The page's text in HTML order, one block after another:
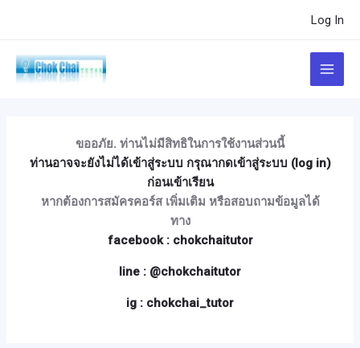
Log In
Main
Menu
ขออภัย. ท่านไม่มีสิทธิในการใช้งานส่วนนี้
ท่านอาจจะยังไม่ได้เข้าสู่ระบบ กรุณากดเข้าสู่ระบบ (log in)
ก่อนเข้าเรียน
หากต้องการสมัครคอร์ส เพิ่มเติม หรือสอบถามข้อมูลได้
ทาง
facebook : chokchaitutor
line : @chokchaitutor
ig : chokchai_tutor